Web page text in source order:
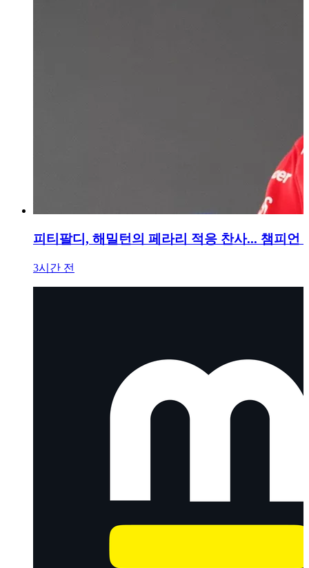
피티팔디, 해밀턴의 페라리 적응 찬사... 챔피언
3시간 전